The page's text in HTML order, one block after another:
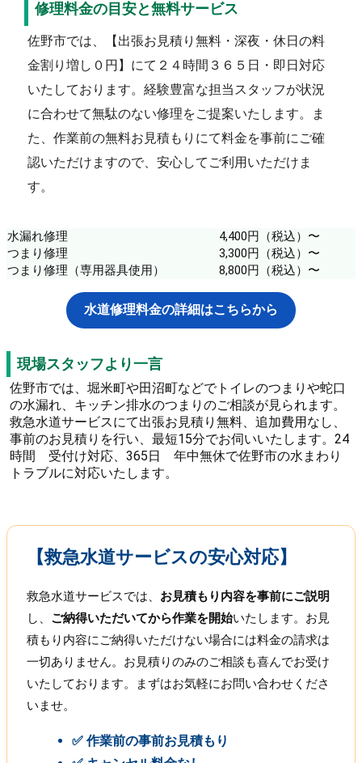
修理料金の目安と無料サービス
佐野市では、【出張お見積り無料・深夜・休日の料
金割り増し０円】にて２４時間３６５日・即日対応
いたしております。経験豊富な担当スタッフが状況
に合わせて無駄のない修理をご提案いたします。ま
た、作業前の無料お見積もりにて料金を事前にご確
認いただけますので、安心してご利用いただけま
す。
水漏れ修理
4,400円（税込）〜
つまり修理
3,300円（税込）〜
つまり修理（専用器具使用）
8,800円（税込）〜
水道修理料金の詳細はこちらから
現場スタッフより一言
佐野市では、堀米町や田沼町などでトイレのつまりや蛇口
の水漏れ、キッチン排水のつまりのご相談が見られます。
救急水道サービスにて出張お見積り無料、追加費用なし、
事前のお見積りを行い、最短15分でお伺いいたします。24
時間 受付け対応、365日 年中無休で佐野市の水まわり
トラブルに対応いたします。
【救急水道サービスの安心対応】
救急水道サービスでは、 お見積もり内容を事前にご説明
し、 ご納得いただいてから作業を開始いたします。お見
積もり内容にご納得いただけない場合には料金の請求は
一切ありません。お見積りのみのご相談も喜んでお受け
いたしております。まずはお気軽にお問い合わせくださ
いませ。
✅ 作業前の事前お見積もり